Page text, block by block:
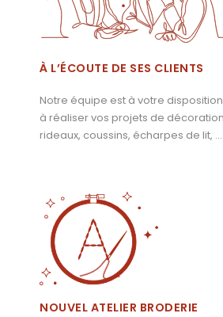
À L’ÉCOUTE DE SES CLIENTS
Notre équipe est à votre
à réaliser vos projets de
rideaux, coussins, écharpes de lit, …
NOUVEL ATELIER BRODERIE